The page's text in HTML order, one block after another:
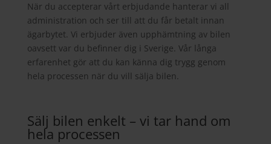
När du accepterar vårt erbjudande hanterar vi all
administration och ser till att du får betalt innan
ägarbytet. Vi erbjuder även upphämtning av bilen
oavsett var du befinner dig i Sverige. Vår långa
erfarenhet gör att du kan känna dig trygg genom
hela processen när du vill sälja bilen.
Sälj bilen enkelt – vi tar hand om
hela processen